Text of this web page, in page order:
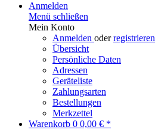
Anmelden
Menü schließen
Mein Konto
Anmelden oderregistrieren
Übersicht
Persönliche Daten
Adressen
Geräteliste
Zahlungsarten
Bestellungen
Merkzettel
Warenkorb 0 0,00 € *